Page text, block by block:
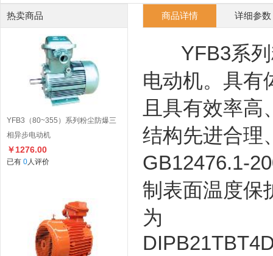
热卖商品
YFB3（80~355）系列粉尘防爆三
相异步电动机
￥1276.00
已有 0人评价
商品详情 详细参数
YFB3系列
电动机。具有
且具有效率
结构先进合理
GB12476.1-
制表面温度保
为